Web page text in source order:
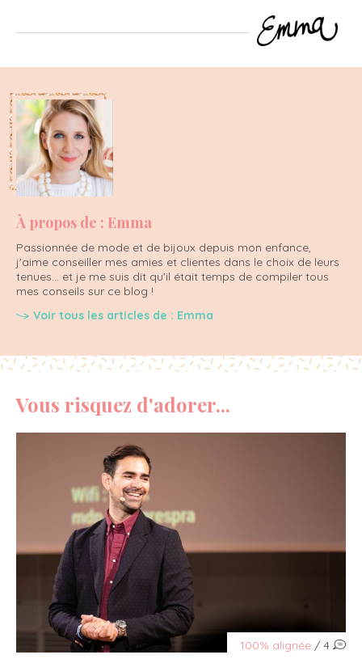
À propos de : Emma
Passionnée de mode et de bijoux depuis mon enfance,
j'aime conseiller mes amies et clientes dans le choix de leurs
tenues... et je me suis dit qu'il était temps de compiler tous
mes conseils sur ce blog !
Voir tous les articles de : Emma
Vous risquez d'adorer...
100% alignée / 4